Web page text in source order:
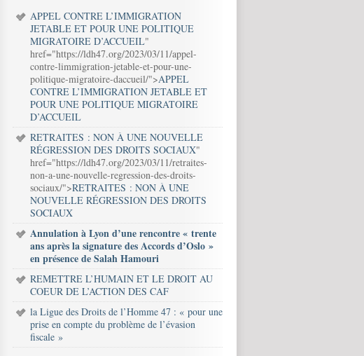
APPEL CONTRE L’IMMIGRATION
JETABLE ET POUR UNE POLITIQUE
MIGRATOIRE D’ACCUEIL"
href="https://ldh47.org/2023/03/11/appel-
contre-limmigration-jetable-et-pour-une-
politique-migratoire-daccueil/">APPEL
CONTRE L’IMMIGRATION JETABLE ET
POUR UNE POLITIQUE MIGRATOIRE
D’ACCUEIL
RETRAITES : NON À UNE NOUVELLE
RÉGRESSION DES DROITS SOCIAUX"
href="https://ldh47.org/2023/03/11/retraites-
non-a-une-nouvelle-regression-des-droits-
sociaux/">RETRAITES : NON À UNE
NOUVELLE RÉGRESSION DES DROITS
SOCIAUX
Annulation à Lyon d’une rencontre « trente
ans après la signature des Accords d’Oslo »
en présence de Salah Hamouri
REMETTRE L’HUMAIN ET LE DROIT AU
COEUR DE L’ACTION DES CAF
la Ligue des Droits de l’Homme 47 : « pour une
prise en compte du problème de l’évasion
fiscale »